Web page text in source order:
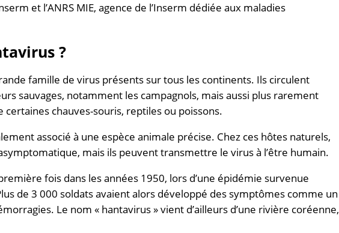
et l’ANRS MIE, agence de l’Inserm dédiée aux maladies
?
famille de virus présents sur tous les continents. Ils circulent
sauvages, notamment les campagnols, mais aussi plus rarement
certaines chauves-souris, reptiles ou poissons.
associé à une espèce animale précise. Chez ces hôtes naturels,
mais ils peuvent transmettre le virus à l’être humain.
fois dans les années 1950, lors d’une épidémie survenue
de 3 000 soldats avaient alors développé des symptômes comme un
Le nom « hantavirus » vient d’ailleurs d’une rivière coréenne,